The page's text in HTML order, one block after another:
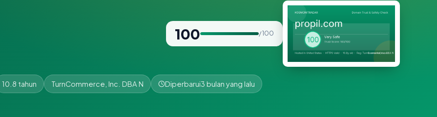
100 / 100
10.8 tahun TurnCommerce, Inc. DBA N Diperbarui3 bulan yang lalu